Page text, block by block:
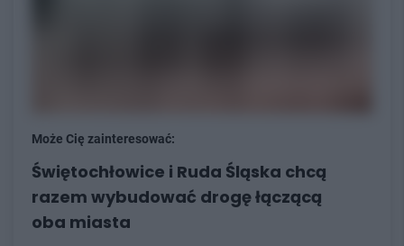
Może Cię zainteresować:
Świętochłowice i Ruda Śląska chcą
razem wybudować drogę łączącą
oba miasta